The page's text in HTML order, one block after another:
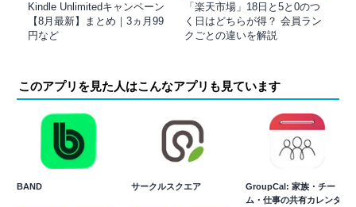
Kindle Unlimitedキャンペーン
【8月最新】まとめ｜3ヵ月99
円など
「楽天市場」18日と5と0のつ
く日はどちらが得？ 会員ラン
クごとの違いを解説
このアプリを見た人はこんなアプリも見ています
BAND サークルスクエア
GroupCal: 家族・チー
ム・仕事の共有カレンダ